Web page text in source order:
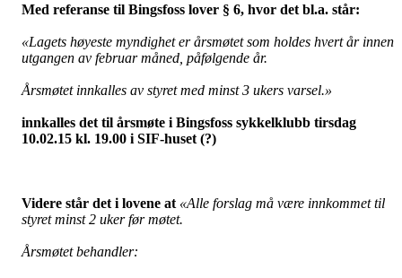
Med referanse til Bingsfoss lover § 6, hvor det bl.a. står:
«Lagets høyeste myndighet er årsmøtet som holdes hvert år innen
utgangen av februar måned, påfølgende år.
Årsmøtet innkalles av styret med minst 3 ukers varsel.»
innkalles det til årsmøte i Bingsfoss sykkelklubb tirsdag
10.02.15 kl. 19.00 i SIF-huset (?)
Videre står det i lovene at «Alle forslag må være innkommet til
styret minst 2 uker før møtet.
Årsmøtet behandler: